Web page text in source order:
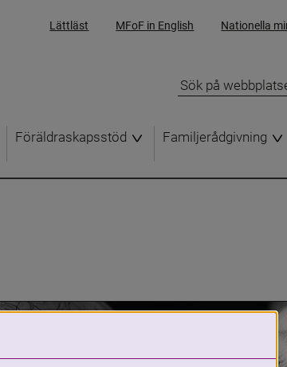
Lättläst MFoF in English Nationella
Föräldraskapsstöd Familjerådgivning